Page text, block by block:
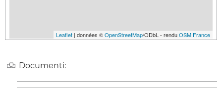
Leaflet | données ©OpenStreetMap/ODbL - renduOSM France
Documenti: